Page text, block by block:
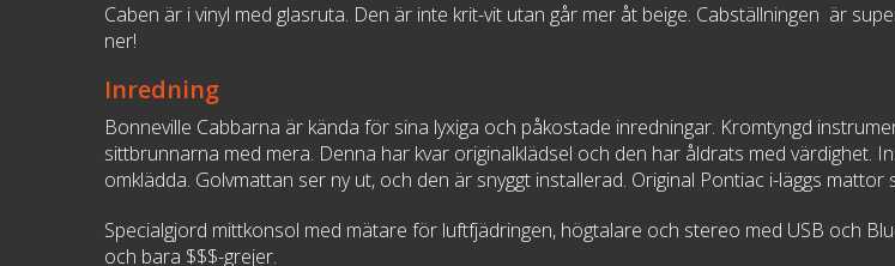
Caben är i vinyl med glasruta. Den är inte krit-vit utan går mer åt beige. Cabställningen är
ner!
Inredning
Bonneville Cabbarna är kända för sina lyxiga och påkostade inredningar. Kromtyngd
sittbrunnarna med mera. Denna har kvar originalklädsel och den har åldrats med
omklädda. Golvmattan ser ny ut, och den är snyggt installerad. Original Pontiac i-läggs mattor
Specialgjord mittkonsol med mätare för luftfjädringen, högtalare och stereo med USB och
och bara $$$-grejer.